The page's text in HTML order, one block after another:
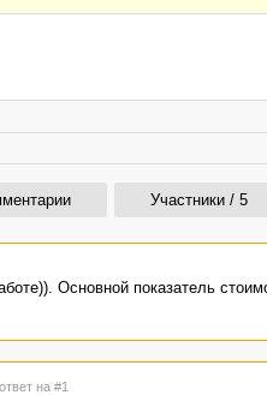
Участники / 5
Основной показатель
на #1